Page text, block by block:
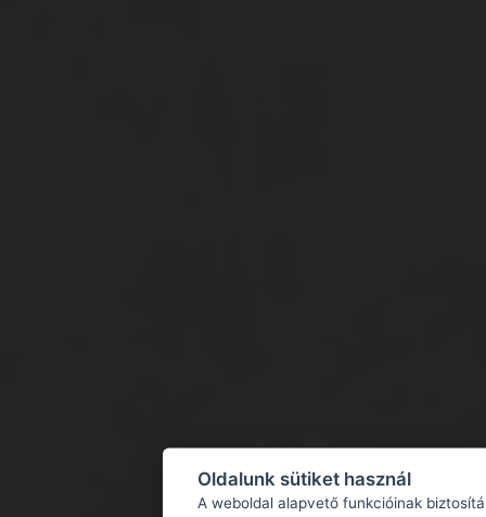
Oldalunk sütiket használ
A weboldal alapvető funkcióinak